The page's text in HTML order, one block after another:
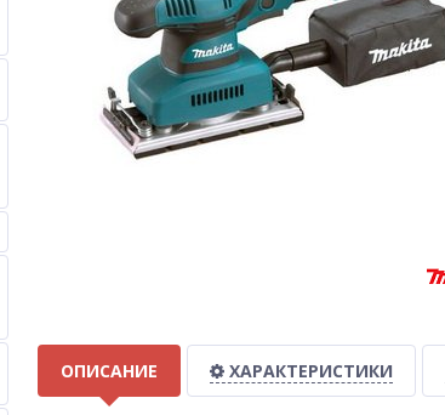
ОПИСАНИЕ ХАРАКТЕРИСТИКИ